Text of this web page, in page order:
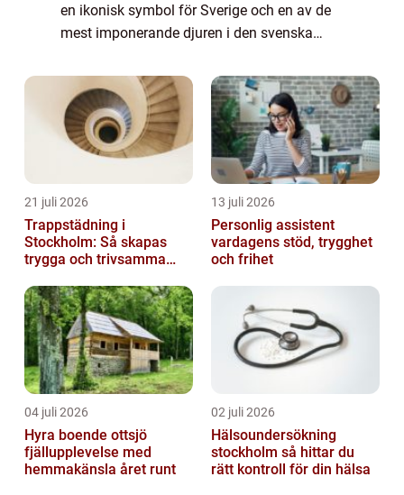
en ikonisk symbol för Sverige och en av de
mest imponerande djuren i den svenska
detaljerad översikt av olika fakta om älgar,...
21 juli 2026
Trappstädning i
Stockholm: Så skapas
trygga och trivsamma
13 juli 2026
Personlig assistent
vardagens stöd, trygghet
och frihet
04 juli 2026
Hyra boende ottsjö
fjällupplevelse med
hemmakänsla året runt
02 juli 2026
Hälsoundersökning
stockholm så hittar du
rätt kontroll för din hälsa